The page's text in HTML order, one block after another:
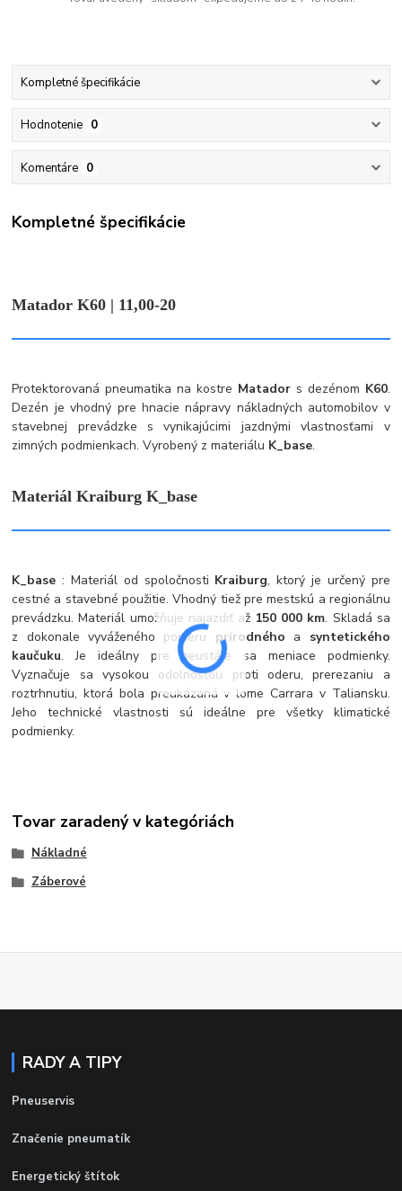
Kompletné špecifikácie
Hodnotenie 0
Komentáre 0
Kompletné špecifikácie
Matador K60 | 11,00-20
Protektorovaná pneumatika na kostre Matadors dezénom K60.
Dezén je vhodný pre hnacie nápravy nákladných automobilov v
stavebnej prevádzke s vynikajúcimi jazdnými vlastnosťami v
zimných podmienkach. Vyrobený z materiálu K_base.
Materiál Kraiburg K_base
K_base : Materiál od spoločnosti Kraiburg, ktorý je určený pre
cestné a stavebné použitie. Vhodný tiež pre mestskú a regionálnu
prevádzku. Materiál umožňuje najazdiť až 150 000 km. Skladá sa
z dokonale vyváženého pomeru prírodného a syntetického
kaučuku. Je ideálny pre neustále sa meniace podmienky.
Vyznačuje sa vysokou odolnosťou proti oderu, prerezaniu a
roztrhnutiu, ktorá bola preukázaná v lome Carrara v Taliansku.
Jeho technické vlastnosti sú ideálne pre všetky klimatické
podmienky.
Tovar zaradený v kategóriách
Nákladné
Záberové
RADY A TIPY
Pneuservis
Značenie pneumatík
Energetický štítok